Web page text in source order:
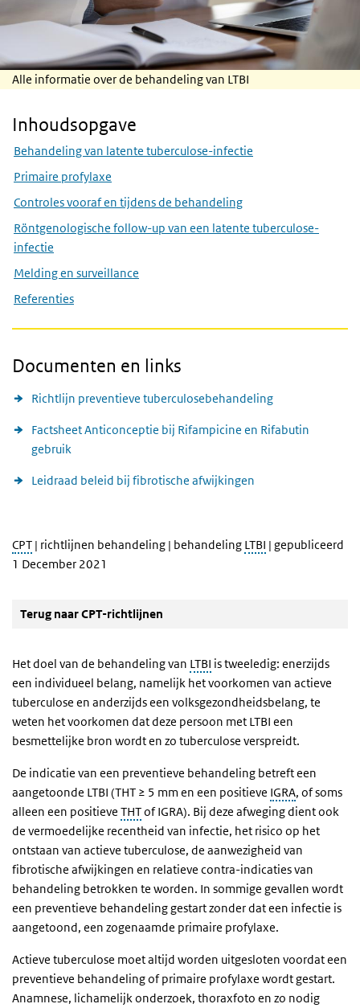
Alle informatie over de behandeling van LTBI
Skip Inhoudsopgave
Inhoudsopgave
Behandeling van latente tuberculose-infectie
Primaire profylaxe
Controles vooraf en tijdens de behandeling
Röntgenologische follow-up van een latente tuberculose-
infectie
Melding en surveillance
Referenties
Documenten en links
Richtlijn preventieve tuberculosebehandeling
Factsheet Anticonceptie bij Rifampicine en Rifabutin
gebruik
Leidraad beleid bij fibrotische afwijkingen
CPT | richtlijnen behandeling | behandeling LTBI | gepubliceerd
1 December 2021
Terug naar CPT-richtlijnen
Het doel van de behandeling van LTBI is tweeledig: enerzijds
een individueel belang, namelijk het voorkomen van actieve
tuberculose en anderzijds een volksgezondheidsbelang, te
weten het voorkomen dat deze persoon met LTBI een
besmettelijke bron wordt en zo tuberculose verspreidt.
De indicatie van een preventieve behandeling betreft een
aangetoonde LTBI (THT ≥ 5 mm en een positieve IGRA, of soms
alleen een positieve THTof IGRA). Bij deze afweging dient ook
de vermoedelijke recentheid van infectie, het risico op het
ontstaan van actieve tuberculose, de aanwezigheid van
fibrotische afwijkingen en relatieve contra-indicaties van
behandeling betrokken te worden. In sommige gevallen wordt
een preventieve behandeling gestart zonder dat een infectie is
aangetoond, een zogenaamde primaire profylaxe.
Actieve tuberculose moet altijd worden uitgesloten voordat een
preventieve behandeling of primaire profylaxe wordt gestart.
Anamnese, lichamelijk onderzoek, thoraxfoto en zo nodig